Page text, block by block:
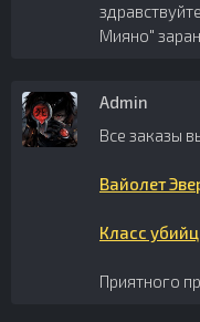
Мияно"
Admin
Все заказы
Вайолет
Класс убийц
Приятного